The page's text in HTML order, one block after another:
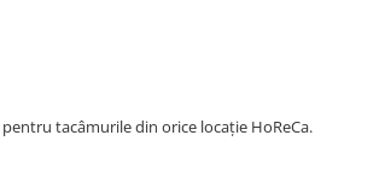
tacâmurile din orice locație HoReCa.